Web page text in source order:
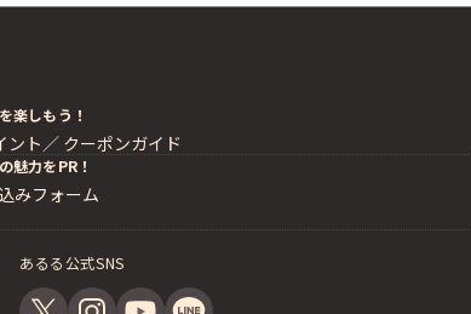
楽しもう！
ント／ クーポンガイド
魅力をPR！
みフォーム
あるる公式SNS